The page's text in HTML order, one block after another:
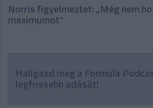
Norris figyelmeztet: „Még nem
maximumot”
Hallgasd meg a Formula
legfrissebb adását!